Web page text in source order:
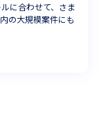
に合わせて、さま
の大規模案件にも